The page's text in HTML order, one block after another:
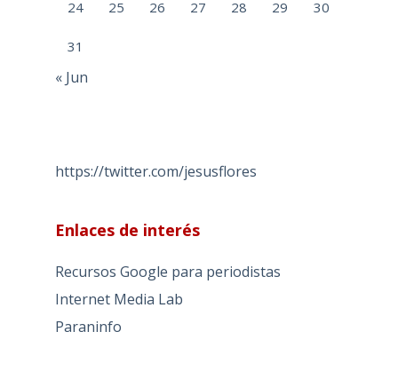
24 25 26 27 28 29 30
31
« Jun
https://twitter.com/jesusflores
Enlaces de interés
Recursos Google para periodistas
Internet Media Lab
Paraninfo